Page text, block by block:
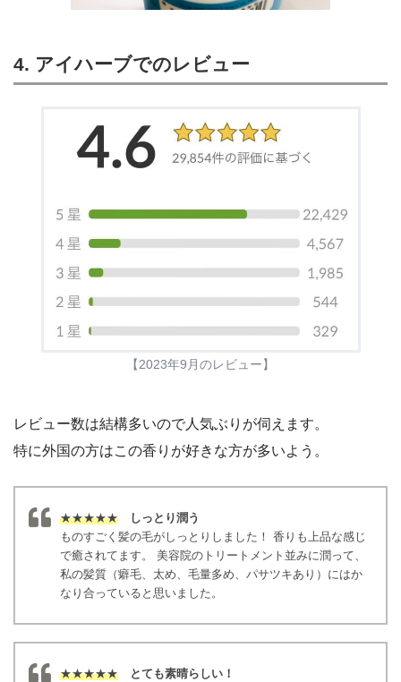
4. アイハーブでのレビュー
【2023年9月のレビュー】
レビュー数は結構多いので人気ぶりが伺えます。
特に外国の方はこの香りが好きな方が多いよう。
★★★★★
しっとり潤う
ものすごく髪の毛がしっとりしました！ 香りも上品な感じ
で癒されてます。 美容院のトリートメント並みに潤って、
私の髪質（癖毛、太め、毛量多め、パサツキあり）にはか
なり合っていると思いました。
★★★★★
とても素晴らしい！